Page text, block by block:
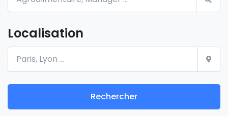
Localisation
Rechercher